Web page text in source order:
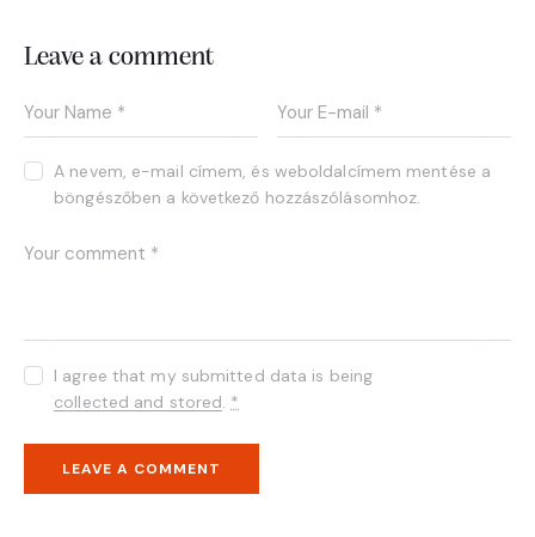
Leave a comment
A nevem, e-mail címem, és weboldalcímem mentése a
böngészőben a következő hozzászólásomhoz.
I agree that my submitted data is being
collected and stored. *